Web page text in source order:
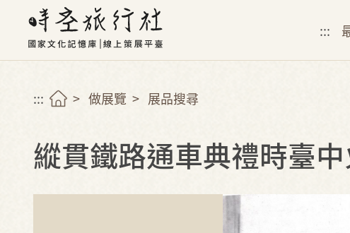
:::
::: 做展覽 展品搜尋
縱貫鐵路通車典禮時臺